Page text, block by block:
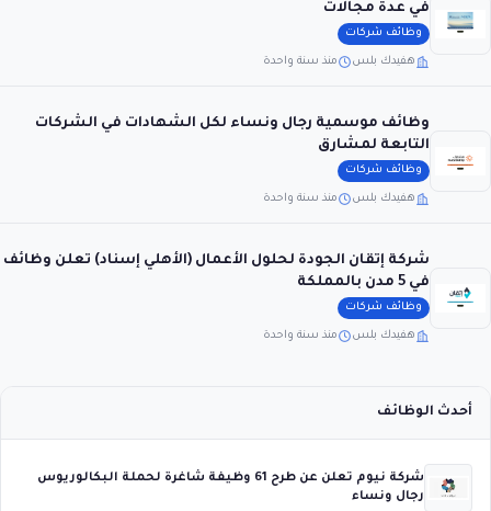
في عدة مجالات
وظائف شركات
هفيدك بلس منذ سنة واحدة
وظائف موسمية رجال ونساء لكل الشهادات في الشركات
التابعة لمشارق
وظائف شركات
هفيدك بلس منذ سنة واحدة
شركة إتقان الجودة لحلول الأعمال (الأهلي إسناد) تعلن وظائف
في 5 مدن بالمملكة
وظائف شركات
هفيدك بلس منذ سنة واحدة
أحدث الوظائف
شركة نيوم تعلن عن طرح 61 وظيفة شاغرة لحملة البكالوريوس
رجال ونساء